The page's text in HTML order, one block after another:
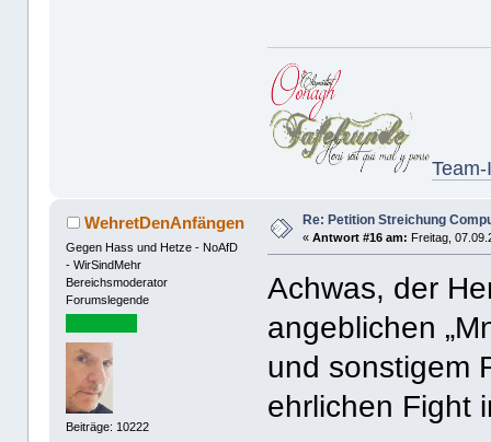
WehretDenAnfängen
Gegen Hass und Hetze - NoAfD
- WirSindMehr
Bereichsmoderator
Forumslegende
Beiträge: 10222
Re: Petition Streichung
«Antwort #16 am: Freitag,
Achwas, der
angeblichen
und sonstigem
ehrlichen Fight